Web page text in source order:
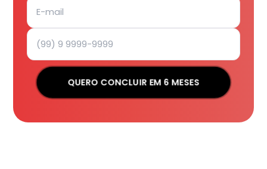
QUERO CONCLUIR EM 6 MESES